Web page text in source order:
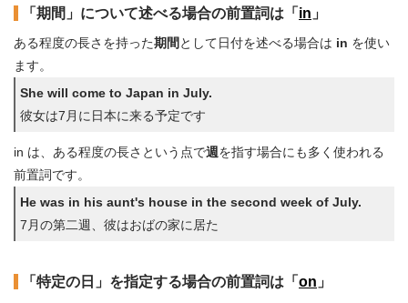
「期間」について述べる場合の前置詞は「 in 」
ある程度の長さを持った期間 として日付を述べる場合は in を使い
ます。
She will come to Japan in July.
彼女は7月に日本に来る予定です
in は、ある程度の長さという点で週 を指す場合にも多く使われる
前置詞です。
He was in his aunt's house in the second week of July.
7月の第二週、彼はおばの家に居た
「特定の日」を指定する場合の前置詞は「 on 」